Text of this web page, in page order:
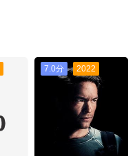
7.0分 2022